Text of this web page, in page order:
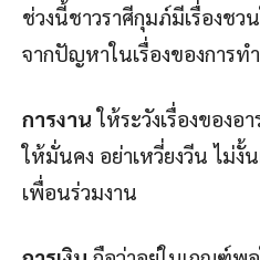
ช่วงนี้ชาวราศีกุมภ์มีเรื่องชว
จากปัญหาในเรื่องของการท
การงาน ให้ระวังเรื่องของ
ให้มั่นคง อย่าเหวี่ยงวีน ไม่
เพื่อนร่วมงาน